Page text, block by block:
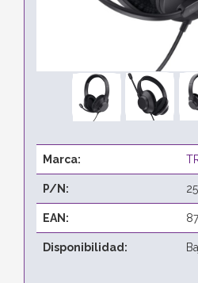
Marca:
P/N:
EAN:
Disponibilidad: